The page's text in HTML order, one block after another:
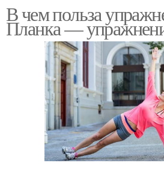
В чем польза
Планка —